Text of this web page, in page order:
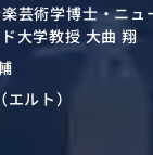
芸術学博士・ニュ
大学教授 大曲 翔
ルト）